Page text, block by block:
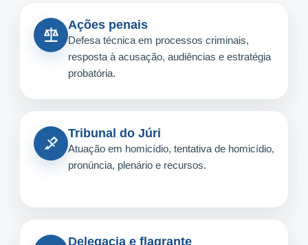
Ações penais
Defesa técnica em processos criminais,
resposta à acusação, audiências e estratégia
probatória.
Tribunal do Júri
Atuação em homicídio, tentativa de homicídio,
pronúncia, plenário e recursos.
Delegacia e flagrante